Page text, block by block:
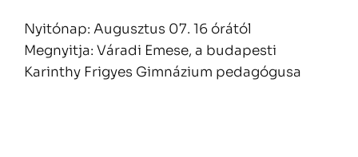
Nyitónap: Augusztus 07. 16 órától
Megnyitja: Váradi Emese, a budapesti
Karinthy Frigyes Gimnázium pedagógusa